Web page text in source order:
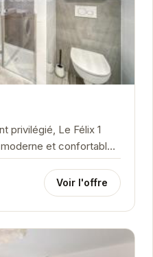
privilégié, Le Félix 1
et confortable.
et les...
Voir l'offre